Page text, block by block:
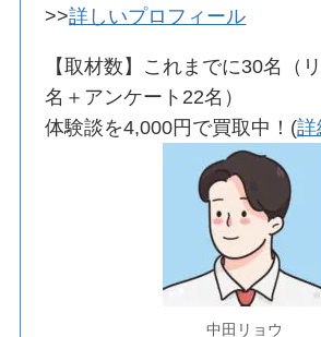
>>詳しいプロフィール
【取材数】これまでに30名（
名＋アンケート22名）
体験談を4,000円で買取中！(詳
中田リョウ